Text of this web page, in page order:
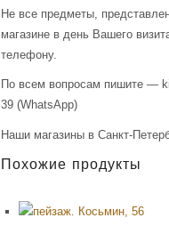
Не все предметы,
магазине в день Вашего
телефону.
По всем вопросам пишите —
39 (WhatsApp)
Наши магазины в Санкт-
Похожие продукты